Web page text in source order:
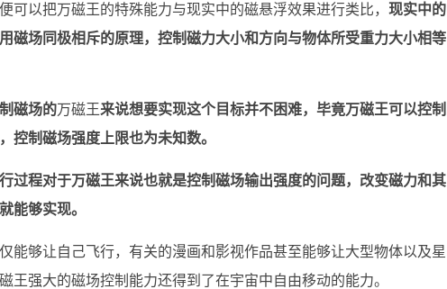
可以把万磁王的特殊能力与现实中的磁悬浮效果进行类比， 现实中的
磁场同极相斥的原理，控制磁力大小和方向与物体所受重力大小相等
磁场的万磁王来说想要实现这个目标并不困难，毕竟万磁王可以控制
控制磁场强度上限也为未知数。
过程对于万磁王来说也就是控制磁场输出强度的问题，改变磁力和其
能够实现。
能够让自己飞行，有关的漫画和影视作品甚至能够让大型物体以及星
王强大的磁场控制能力还得到了在宇宙中自由移动的能力。